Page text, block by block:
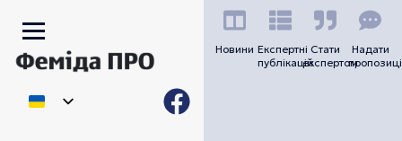
Новини Експертні
публікацій
Стати
експертом
Надати